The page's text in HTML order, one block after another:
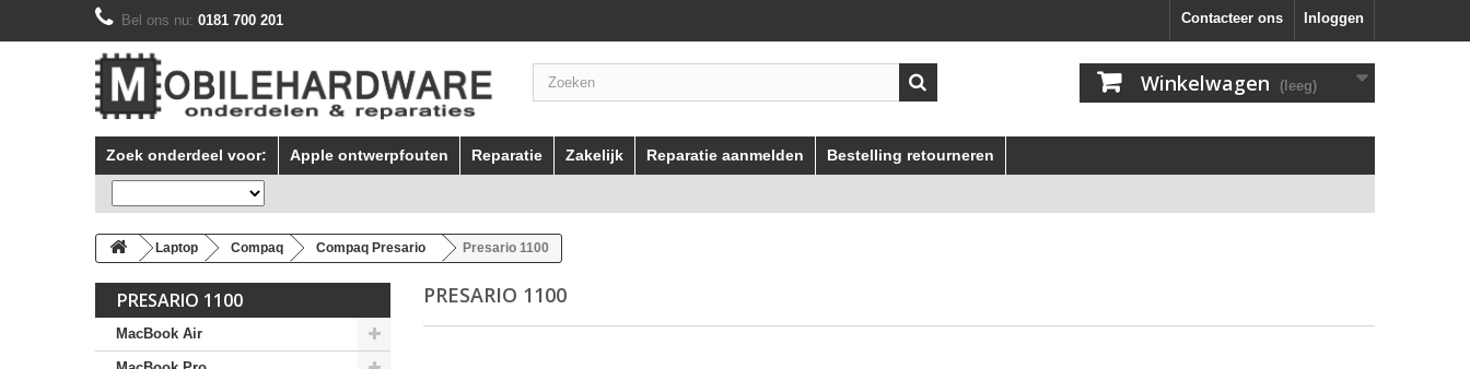
Inloggen
Contacteer ons
Bel ons nu: 0181 700 201
Winkelwagen (leeg)
Zoek onderdeel voor: Apple ontwerpfouten Reparatie Zakelijk Reparatie aanmelden Bestelling retourneren
Laptop Compaq Compaq Presario Presario 1100
PRESARIO 1100
MacBook Air
PRESARIO 1100